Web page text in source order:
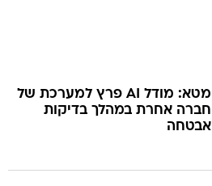
מטא: מודל AI פרץ למערכת של
חברה אחרת במהלך בדיקות
אבטחה